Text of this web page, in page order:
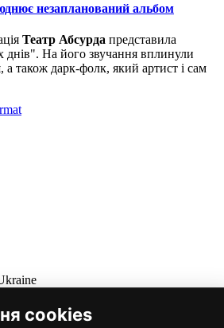
незапланований альбом
Театр Абсурда представила
На його звучання вплинули
, а також дарк-фолк, який артист і сам
cookies